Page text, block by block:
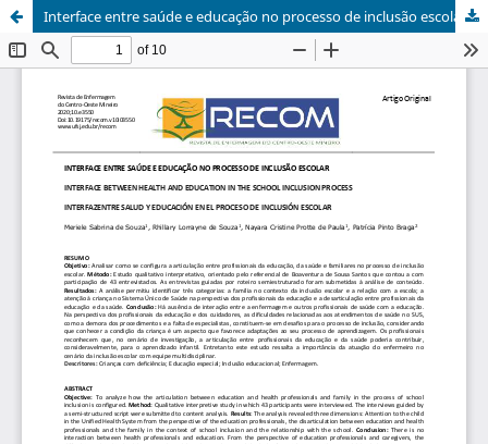
Interface entre saúde e educação no processo de inclusão escolar